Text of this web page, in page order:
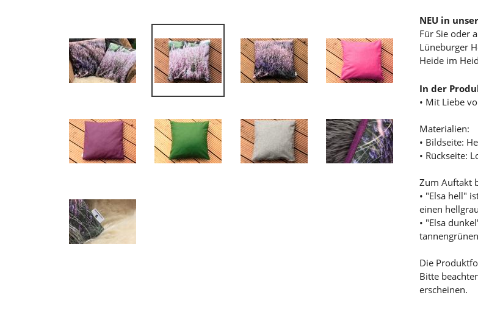
NEU in
Für Sie oder
Lüneburger
Heide im
In der
• Mit Liebe
Materialien:
• Bildseite:
• Rückseite:
Zum Auftakt
• "Elsa hell"
einen
• "Elsa
Die
Bitte
erscheinen.